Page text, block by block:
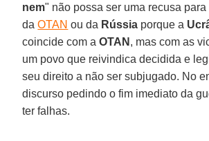
nem" não possa ser uma recusa
daOTAN ou da Rússia porque a
coincide com aOTAN , mas com as
um povo que reivindica decidida e
seu direito a não ser subjugado. No
discurso pedindo o fim imediato da
ter falhas.